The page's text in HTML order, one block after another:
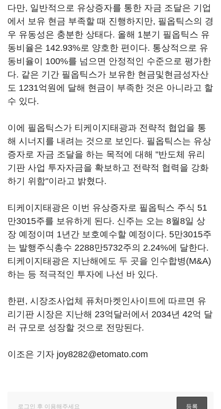
다만, 일반적으로 유상증자를 통한 자금 조달은 기업
에서 보유 현금 부족할 때 진행하지만, 필옵틱스의 경
우 유동성은 충분한 상태다. 올해 1분기 필옵틱스 유
동비율은 142.93%로 양호한 편이다. 통상적으로 유
동비율이 100%를 넘으면 안정적인 수준으로 평가한
다. 같은 기간 필옵틱스가 보유한 현금및현금성자산
도 1231억원에 달해 현금이 부족한 것은 아니라고 할
수 있다.
이에 필옵틱스가 티케이지태광과 전략적 협업을 통
해 시너지를 내려는 것으로 보인다. 필옵틱스는 유상
증자로 자금 조달을 하는 목적에 대해 "반도체 유리
기판 사업 투자자금을 확보하고 전략적 협력을 강화
하기 위함"이라고 밝혔다.
티케이지태광은 이번 유상증자로 필옵틱스 주식 51
만3015주를 보유하게 된다. 신주는 오는 8월8일 상
장 예정이며 1년간 보호예수할 예정이다. 5만3015주
는 발행주식총수 2288만5732주의 2.24%에 달한다.
티케이지태광은 지난해에도 두 곳을 인수합병(M&A)
하는 등 적극적인 투자에 나선 바 있다.
한편, 시장조사업체 퓨처마켓인사이트에 따르면 유
리기판 시장은 지난해 23억달러에서 2034년 42억 달
러 규모로 성장할 것으로 전망된다.
이조은 기자 joy8282@etomato.com